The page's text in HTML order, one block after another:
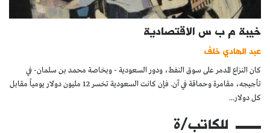
خيبة م ب س الاقتصادية
عبد الهادي خلف
كان النزاع المدمر على سوق النفط، ودور السعودية - وبخاصة محمد بن سلمان- في
تأجيجه، مقامرة وحماقة في آن. فإن كانت السعودية تخسر 12 مليون دولار يومياً مقابل
كل دولار...
للكاتب/ة